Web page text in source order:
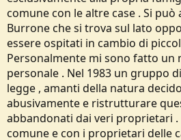
comune con le altre case . Si
Burrone che si trova sul lato
essere ospitati in cambio di
Personalmente mi sono fatto un
personale . Nel 1983 un gruppo
legge , amanti della natura
abusivamente e ristrutturare
abbandonati dai veri proprietari
comune e con i proprietari delle